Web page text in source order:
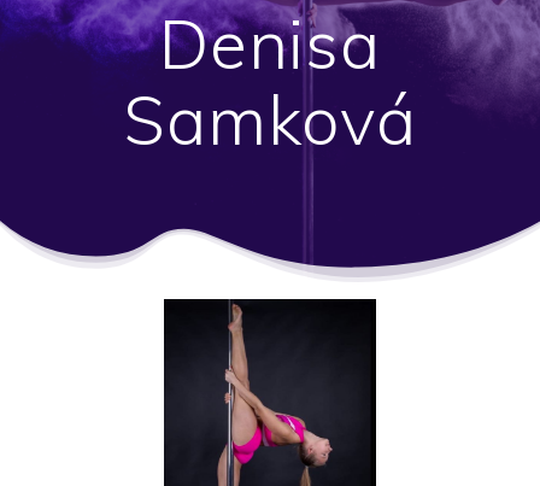
Denisa
Samková